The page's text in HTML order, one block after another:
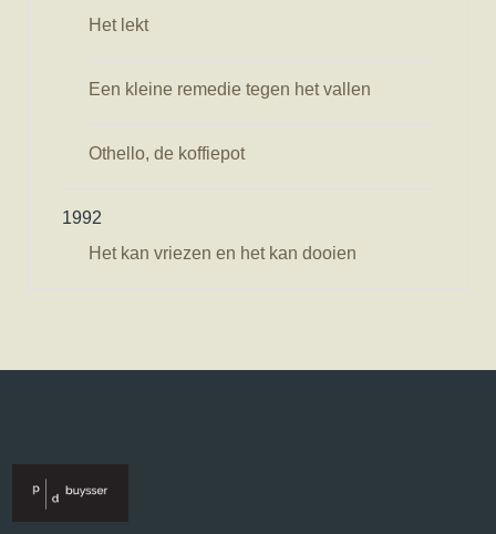
Het lekt
Een kleine remedie tegen het vallen
Othello, de koffiepot
1992
Het kan vriezen en het kan dooien